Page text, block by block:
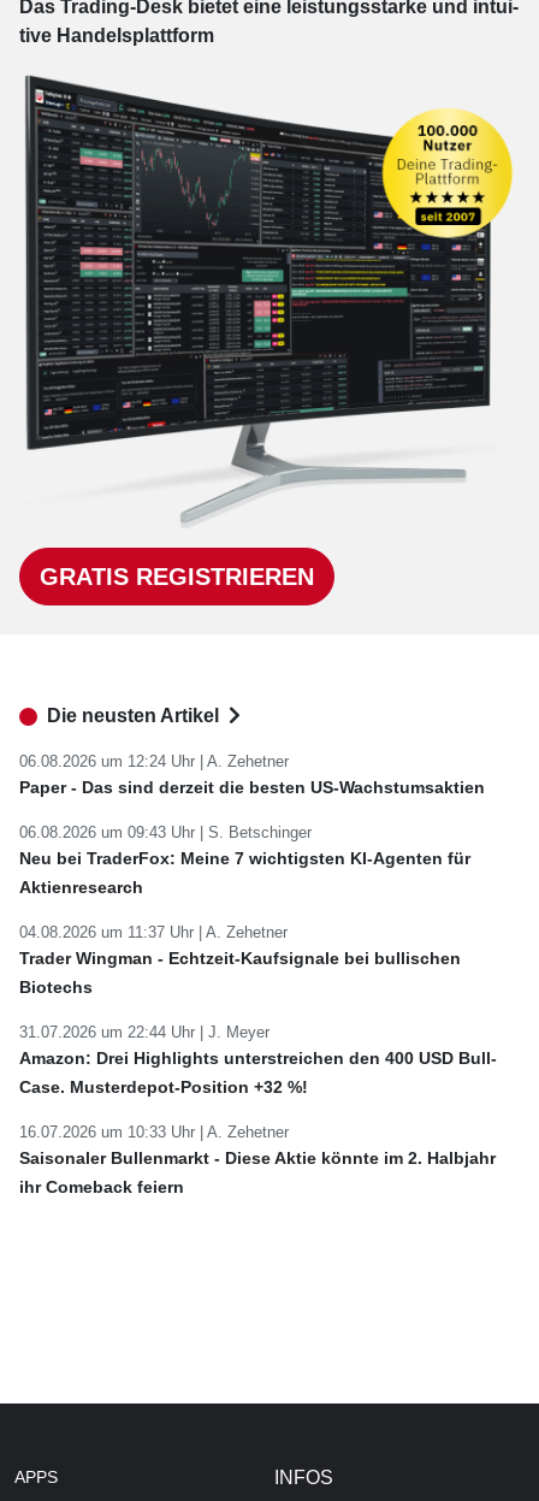
Das Trading-Desk bie­tet eine leis­tungs­star­ke und in­tui­
tive Han­dels­platt­form
GRATIS REGISTRIEREN
Die neusten Artikel
06.08.2026 um 12:24 Uhr | A. Zehetner
Paper - Das sind derzeit die besten US-Wachstumsaktien
06.08.2026 um 09:43 Uhr | S. Betschinger
Neu bei TraderFox: Meine 7 wichtigsten KI-Agenten für
Aktienresearch
04.08.2026 um 11:37 Uhr | A. Zehetner
Trader Wingman - Echtzeit-Kaufsignale bei bullischen
Biotechs
31.07.2026 um 22:44 Uhr | J. Meyer
Amazon: Drei Highlights unterstreichen den 400 USD Bull-
Case. Musterdepot-Position +32 %!
16.07.2026 um 10:33 Uhr | A. Zehetner
Saisonaler Bullenmarkt - Diese Aktie könnte im 2. Halbjahr
ihr Comeback feiern
APPS INFOS